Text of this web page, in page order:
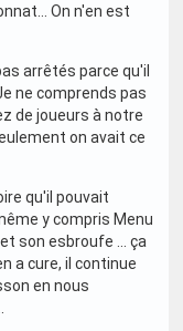
On n'en est
arrêtés parce qu'il
ne comprends pas
de joueurs à notre
on avait ce
qu'il pouvait
y compris Menu
son esbroufe ... ça
a cure, il continue
en nous